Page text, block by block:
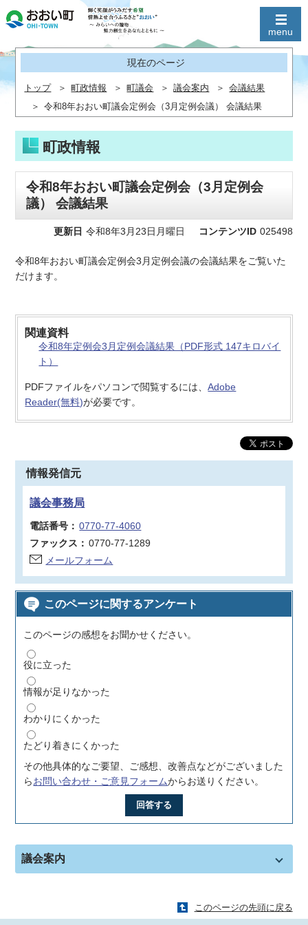
現在のページ
トップ 町政情報 町議会 議会案内
会議結果
令和8年おおい町議会定例会（3月定例会議） 会議結果
町政情報
令和8年おおい町議会定例会（3月定例会
議） 会議結果
更新日 令和8年3月23日月曜日 コンテンツID 025498
令和8年おおい町議会定例会3月定例会議の会議結果をご覧いた
だけます。
関連資料
令和8年定例会3月定例会議結果（PDF形式 147キロバイ
ト）
PDFファイルをパソコンで閲覧するには、Adobe
Reader(無料)が必要です。
情報発信元
議会事務局
電話番号： 0770-77-4060
ファックス： 0770-77-1289
メールフォーム
このページに関するアンケート
このページの感想をお聞かせください。
役に立った
情報が足りなかった
わかりにくかった
たどり着きにくかった
その他具体的なご要望、ご感想、改善点などがございました
らお問い合わせ・ご意見フォームからお送りください。
回答する
議会案内
このページの先頭に戻る